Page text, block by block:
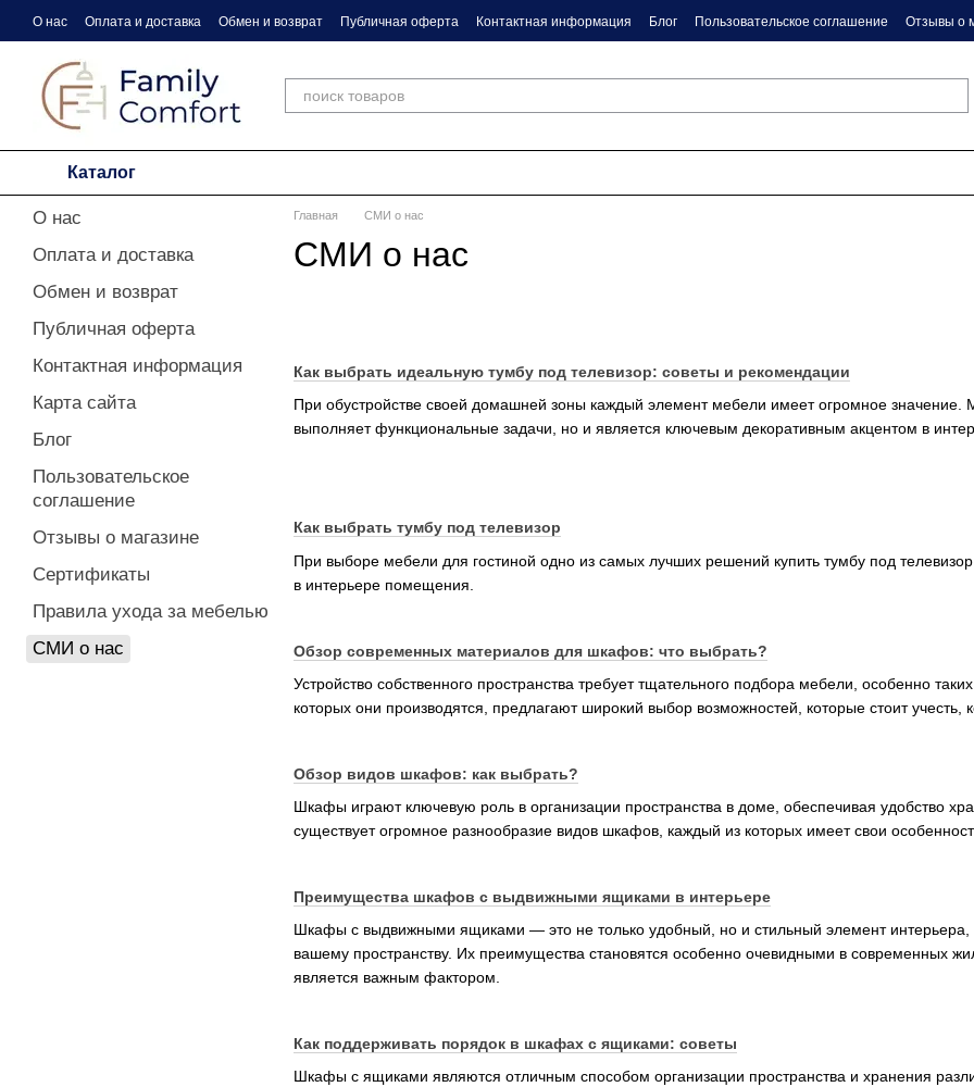
Перейти к основному контенту
О нас Оплата и доставка Обмен и возврат Публичная оферта Контактная информация Блог Пользовательское соглашение
Отзывы о
Сертификаты
Правила ухода за мебелью СМИ о нас
Каталог
Главная СМИ о нас
СМИ о нас
Как выбрать идеальную тумбу под телевизор: советы и рекомендации
При обустройстве своей домашней зоны каждый элемент мебели имеет огромное значение.
выполняет функциональные задачи, но и является ключевым декоративным акцентом в
Как выбрать тумбу под телевизор
При выборе мебели для гостиной одно из самых лучших решений купить тумбу под
в интерьере помещения.
Обзор современных материалов для шкафов: что выбрать?
Устройство собственного пространства требует тщательного подбора мебели, особенно
которых они производятся, предлагают широкий выбор возможностей, которые стоит
Обзор видов шкафов: как выбрать?
Шкафы играют ключевую роль в организации пространства в доме, обеспечивая удобство
существует огромное разнообразие видов шкафов, каждый из которых имеет свои
Преимущества шкафов с выдвижными ящиками в интерьере
Шкафы с выдвижными ящиками — это не только удобный, но и стильный элемент интерьера,
вашему пространству. Их преимущества становятся особенно очевидными в современных
является важным фактором.
Как поддерживать порядок в шкафах с ящиками: советы
Шкафы с ящиками являются отличным способом организации пространства и хранения
О нас
Оплата и доставка
Обмен и возврат
Публичная оферта
Контактная информация
Карта сайта
Блог
Пользовательское
соглашение
Отзывы о магазине
Сертификаты
Правила ухода за мебелью
СМИ о нас